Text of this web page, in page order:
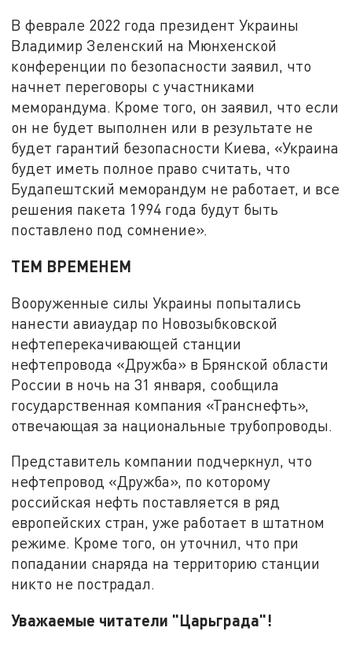
В феврале 2022 года президент Украины
Владимир Зеленский на Мюнхенской
конференции по безопасности заявил, что
начнет переговоры с участниками
меморандума. Кроме того, он заявил, что если
он не будет выполнен или в результате не
будет гарантий безопасности Киева, «Украина
будет иметь полное право считать, что
Будапештский меморандум не работает, и все
решения пакета 1994 года будут быть
поставлено под сомнение».
ТЕМ ВРЕМЕНЕМ
Вооруженные силы Украины попытались
нанести авиаудар по Новозыбковской
нефтеперекачивающей станции
нефтепровода «Дружба» в Брянской области
России в ночь на 31 января, сообщила
государственная компания «Транснефть»,
отвечающая за национальные трубопроводы.
Представитель компании подчеркнул, что
нефтепровод «Дружба», по которому
российская нефть поставляется в ряд
европейских стран, уже работает в штатном
режиме. Кроме того, он уточнил, что при
попадании снаряда на территорию станции
никто не пострадал.
Уважаемые читатели "Царьграда"!